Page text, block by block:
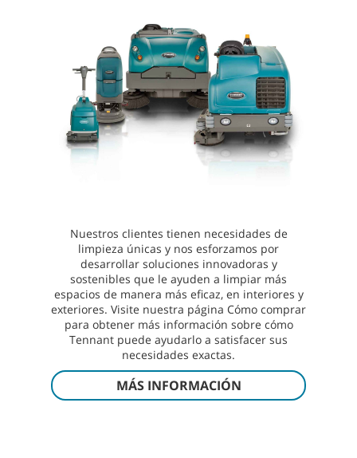
Nuestros clientes tienen necesidades de
limpieza únicas y nos esforzamos por
desarrollar soluciones innovadoras y
sostenibles que le ayuden a limpiar más
espacios de manera más eficaz, en interiores y
exteriores. Visite nuestra página Cómo comprar
para obtener más información sobre cómo
Tennant puede ayudarlo a satisfacer sus
necesidades exactas.
MÁS INFORMACIÓN